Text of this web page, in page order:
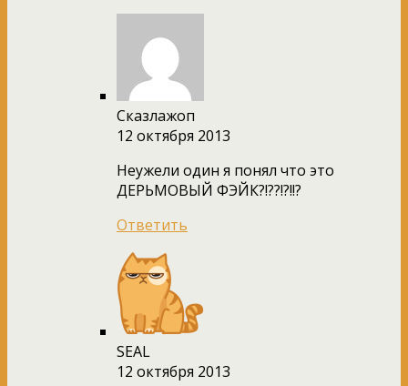
Сказлажоп
12 октября 2013
Неужели один я понял что это
ДЕРЬМОВЫЙ ФЭЙК?!??!?!!?
Ответить
SEAL
12 октября 2013